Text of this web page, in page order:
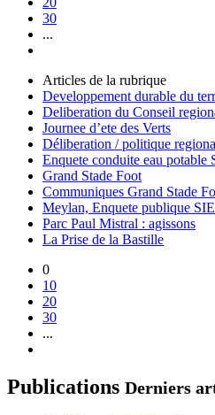
30
...
Articles de la rubrique
Developpement durable du
Deliberation du Conseil
Journee d’ete des Verts
Déliberation / politique
Enquete conduite eau
Grand Stade Foot
Communiques Grand Stade
Meylan, Enquete publique
Parc Paul Mistral : agissons
La Prise de la Bastille
0
10
20
30
...
Publications Derniers